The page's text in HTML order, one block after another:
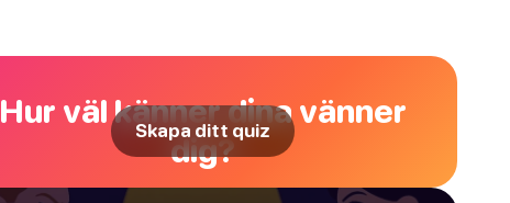
Hur väl känner dina vänner
dig?
Skapa ditt quiz